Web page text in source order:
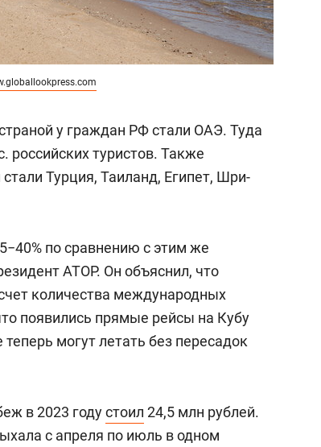
у граждан РФ стали ОАЭ. Туда
российских туристов. Также
Турция, Таиланд, Египет, Шри-
по сравнению с этим же
АТОР. Он объяснил, что
количества международных
появились прямые рейсы на Кубу
могут летать без пересадок
в 2023 годустоил 24,5 млн рублей.
с апреля по июль в одном